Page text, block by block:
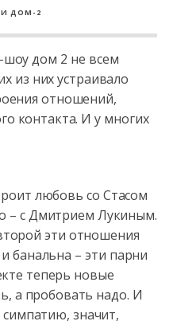
ДОМ-2
дом 2 не всем
из них устраивало
отношений,
контакта. И у многих
любовь со Стасом
– с Дмитрием Лукиным.
эти отношения
банальна – эти парни
теперь новые
а пробовать надо. И
значит,